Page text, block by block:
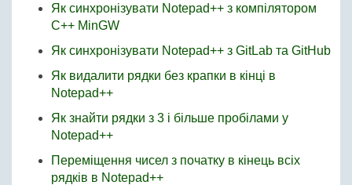
Як синхронізувати Notepad++ з компілятором
C++ MinGW
Як синхронізувати Notepad++ з GitLab та GitHub
Як видалити рядки без крапки в кінці в
Notepad++
Як знайти рядки з 3 і більше пробілами у
Notepad++
Переміщення чисел з початку в кінець всіх
рядків в Notepad++